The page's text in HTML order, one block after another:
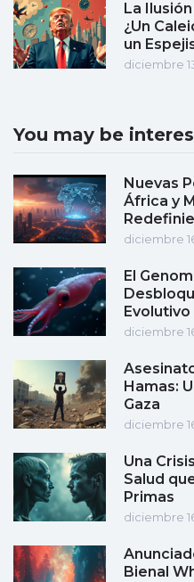
La
¿Un
un
diciembre
You may be
Nuevas
África y
diciembre
El
Evolutivo
diciembre
Hamas:
Gaza
diciembre
Una
Salud
Primas
diciembre
Bienal